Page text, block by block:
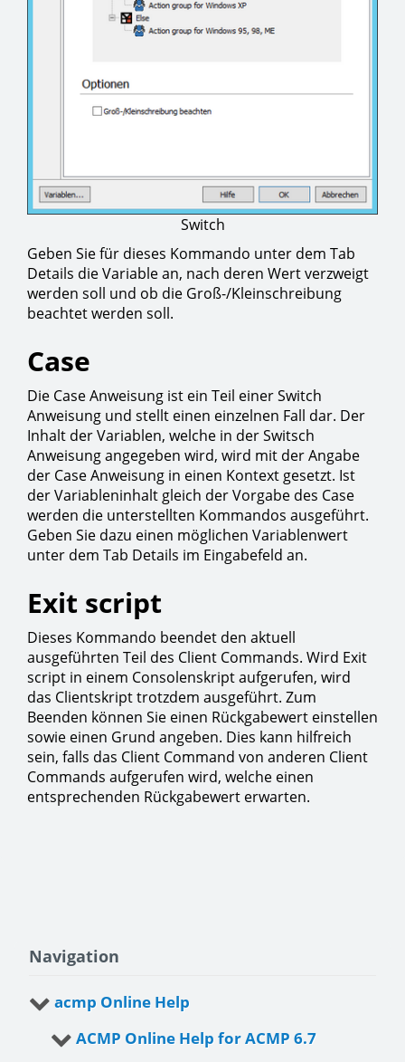
Switch
Geben Sie für dieses Kommando unter dem Tab
Details die Variable an, nach deren Wert verzweigt
werden soll und ob die Groß-/Kleinschreibung
beachtet werden soll.
Case
Die Case Anweisung ist ein Teil einer Switch
Anweisung und stellt einen einzelnen Fall dar. Der
Inhalt der Variablen, welche in der Switsch
Anweisung angegeben wird, wird mit der Angabe
der Case Anweisung in einen Kontext gesetzt. Ist
der Variableninhalt gleich der Vorgabe des Case
werden die unterstellten Kommandos ausgeführt.
Geben Sie dazu einen möglichen Variablenwert
unter dem Tab Details im Eingabefeld an.
Exit script
Dieses Kommando beendet den aktuell
ausgeführten Teil des Client Commands. Wird Exit
script in einem Consolenskript aufgerufen, wird
das Clientskript trotzdem ausgeführt. Zum
Beenden können Sie einen Rückgabewert einstellen
sowie einen Grund angeben. Dies kann hilfreich
sein, falls das Client Command von anderen Client
Commands aufgerufen wird, welche einen
entsprechenden Rückgabewert erwarten.
Navigation
acmp Online Help
ACMP Online Help for ACMP 6.7